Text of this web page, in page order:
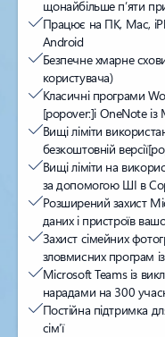
щонайбільше п’яти
Працює на ПК, Mac,
Android
Безпечне хмарне
користувача)
Класичні програми
[popover:]і OneNote
Вищі ліміти
безкоштовній версії
Вищі ліміти на
за допомогою ШІ в
Розширений захист
даних і пристроїв
Захист сімейних
зловмисних програм
Microsoft Teams із
нарадами на 300
Постійна підтримка
сім’ї